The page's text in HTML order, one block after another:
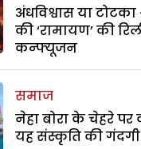
अंधविश्वास या
की ‘रामायण’ की
कन्फ्यूजन
समाज
नेहा बोरा के चेहरे पर
यह संस्कृति की